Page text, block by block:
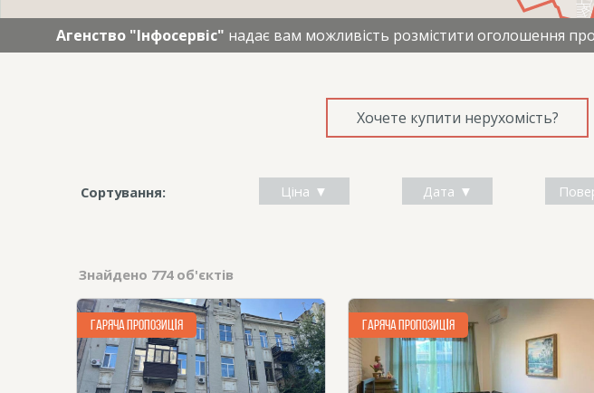
Агенство "Інфосервіс" надає вам можливість розмістити оголошення
Хочете купити нерухомість?
Сортування: Ціна Дата
Знайдено 774 об'єктів
ГАРЯЧА ПРОПОЗИЦІЯ ГАРЯЧА ПРОПОЗИЦІЯ